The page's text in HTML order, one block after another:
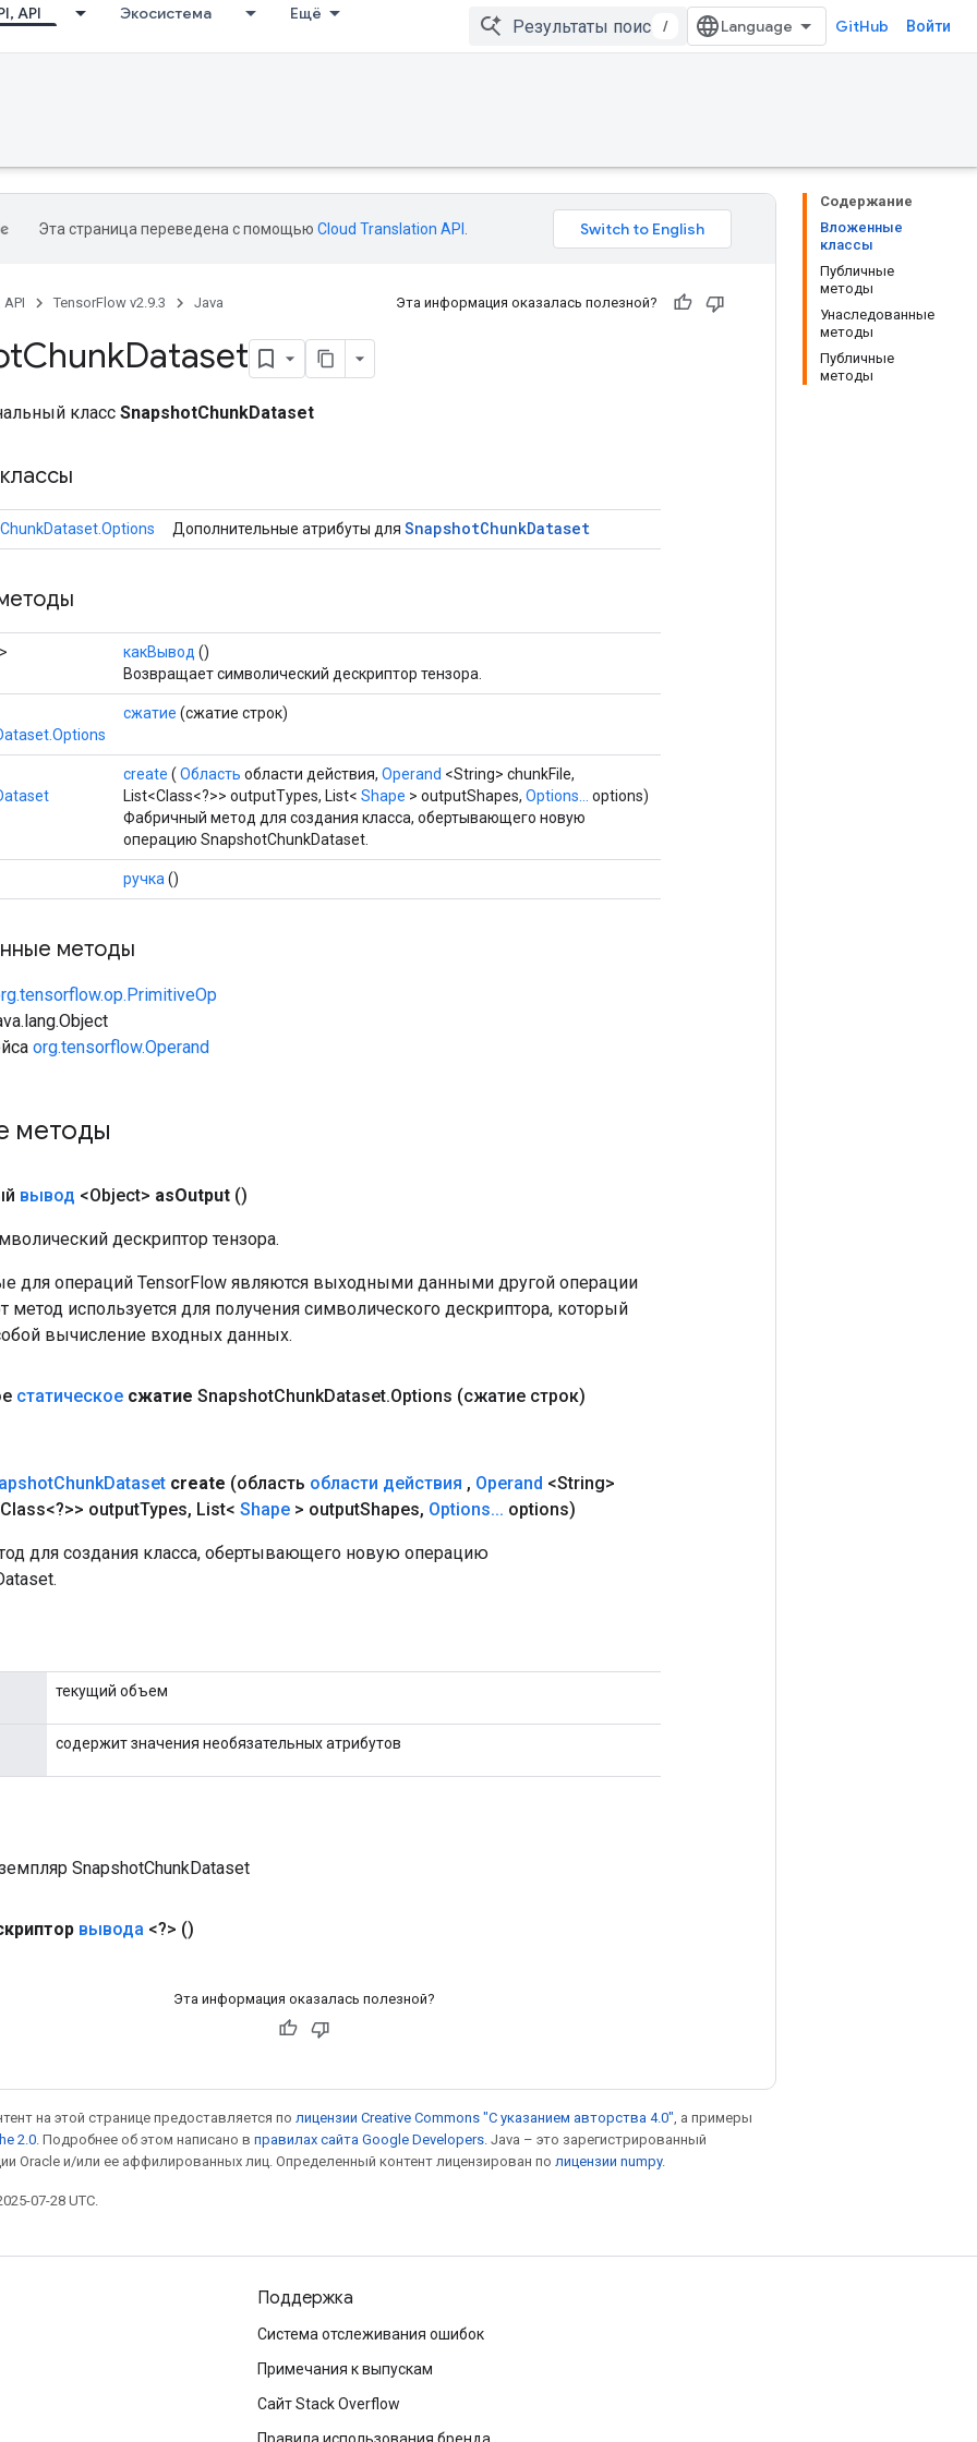
API Экосистема Ещё
/ GitHub Войти
Содержание
Вложенные
классы
Публичные
методы
Унаследованные
методы
Публичные
методы
Эта страница переведена с помощью Cloud Translation API
API TensorFlow v2.9.3 Java Эта информация оказалась полезной?
ChunkDataset
класс SnapshotChunkDataset
Дополнительные атрибуты для SnapshotChunkDataset
какВывод ()
Возвращает символический дескриптор тензора.
сжатие (сжатие строк)
create ( Область области действия, Operand <String> chunkFile,
List<Class<?>> outputTypes, List< Shape > outputShapes, Options...
options)
Фабричный метод для создания класса, обертывающего новую
операцию SnapshotChunkDataset.
ручка ()
методы
org.tensorflow.Operand
методы
вывод <Object> asOutput ()
дескриптор тензора.
для операций TensorFlow являются выходными данными другой операции
метод используется для получения символического дескриптора, который
вычисление входных данных.
статическое сжатие SnapshotChunkDataset.Options (сжатие строк)
ChunkDataset create (область области действия , Operand <String>
outputTypes, List< Shape > outputShapes, Options... options)
для создания класса, обертывающего новую операцию
текущий объем
содержит значения необязательных атрибутов
SnapshotChunkDataset
вывода <?> ()
Эта информация оказалась полезной?
на этой странице предоставляется по лицензии Creative Commons "С указанием авторства 4.0" , а примеры
2.0 . Подробнее об этом написано в правилах сайта Google Developers . Java – это зарегистрированный
Oracle и/или ее аффилированных лиц. Определенный контент лицензирован по лицензии numpy.
07-28 UTC.
Поддержка
Система отслеживания ошибок
Примечания к выпускам
Сайт Stack Overflow